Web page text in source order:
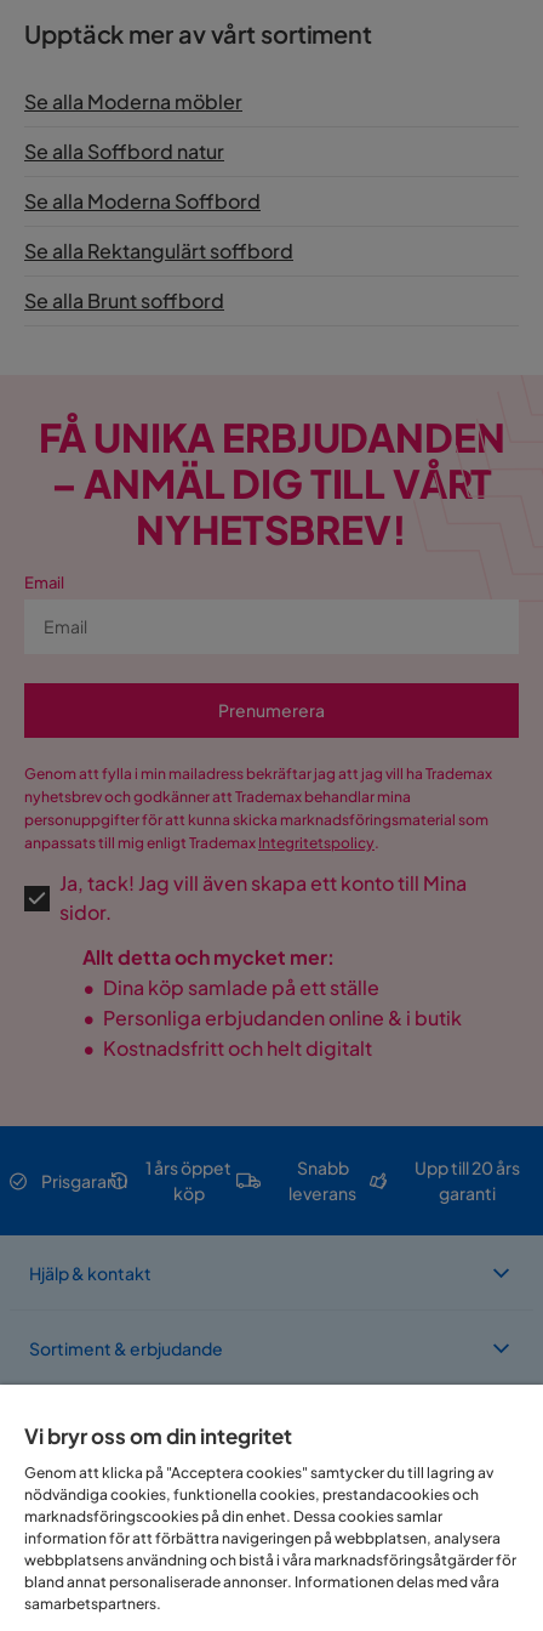
Upptäck mer av vårt sortiment
Se alla Moderna möbler
Se alla Soffbord natur
Se alla Moderna Soffbord
Se alla Rektangulärt soffbord
Se alla Brunt soffbord
FÅ UNIKA ERBJUDANDEN
– ANMÄL DIG TILL VÅRT
NYHETSBREV!
Email
Prenumerera
Genom att fylla i min mailadress bekräftar jag att jag vill ha Trademax
nyhetsbrev och godkänner att Trademax behandlar mina
personuppgifter för att kunna skicka marknadsföringsmaterial som
anpassats till mig enligt Trademax Integritetspolicy.
Ja, tack! Jag vill även skapa ett konto till Mina
sidor.
Allt detta och mycket mer:
• Dina köp samlade på ett ställe
• Personliga erbjudanden online & i butik
• Kostnadsfritt och helt digitalt
Prisgaranti
1 års öppet
köp
Snabb
leverans
Upp till 20 års
garanti
Hjälp & kontakt
Sortiment & erbjudande
Vi finns i flera länder
Vi bryr oss om din integritet
Genom att klicka på "Acceptera cookies" samtycker du till lagring av
nödvändiga cookies, funktionella cookies, prestandacookies och
marknadsföringscookies på din enhet. Dessa cookies samlar
information för att förbättra navigeringen på webbplatsen, analysera
webbplatsens användning och bistå i våra marknadsföringsåtgärder för
bland annat personaliserade annonser. Informationen delas med våra
samarbetspartners.